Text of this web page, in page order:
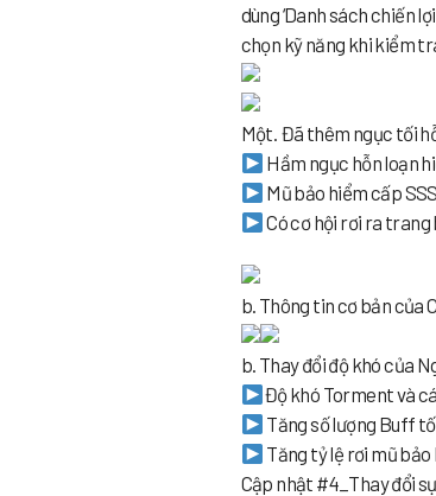
dùng ‘Danh sách chiến
chọn kỹ năng khi kiểm
Một. Đã thêm ngục tối
Hầm ngục hỗn loạn
Mũ bảo hiểm cấp
Có cơ hội rơi ra trang
b. Thông tin cơ bản của
b. Thay đổi độ khó của
Độ khó Torment và
Tăng số lượng Buff
Tăng tỷ lệ rơi mũ
Cập nhật #4_Thay đổi